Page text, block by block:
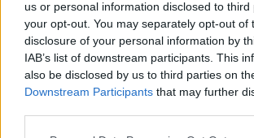
us or personal information disclosed to
your opt-out. You may separately opt-out of
disclosure of your personal information by
IAB’s list of downstream participants. This
also be disclosed by us to third parties on
Downstream Participants that may further
Sigue leyendo